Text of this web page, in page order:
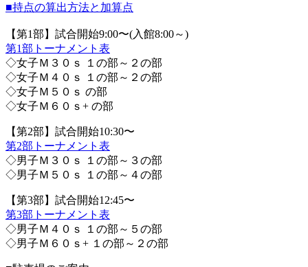
■持点の算出方法と加算点
【第1部】試合開始9:00〜(入館8:00～)
第1部トーナメント表
◇女子Ｍ３０ｓ １の部～２の部
◇女子Ｍ４０ｓ １の部～２の部
◇女子Ｍ５０ｓ の部
◇女子Ｍ６０ｓ+ の部
【第2部】試合開始10:30〜
第2部トーナメント表
◇男子Ｍ３０ｓ １の部～３の部
◇男子Ｍ５０ｓ １の部～４の部
【第3部】試合開始12:45〜
第3部トーナメント表
◇男子Ｍ４０ｓ １の部～５の部
◇男子Ｍ６０ｓ+ １の部～２の部